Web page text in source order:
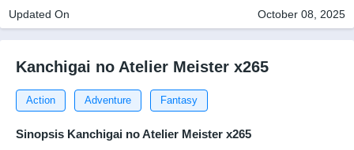
Updated On October 08, 2025
Kanchigai no Atelier Meister x265
Action Adventure Fantasy
Sinopsis Kanchigai no Atelier Meister x265